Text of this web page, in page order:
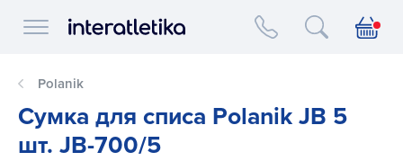
Interatletika logo
Polanik
Сумка для списа Polanik JB 5
шт. JB-700/5